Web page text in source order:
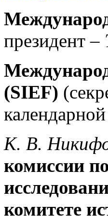
президент –
(SIEF)
К. В.
комиссии
комитете